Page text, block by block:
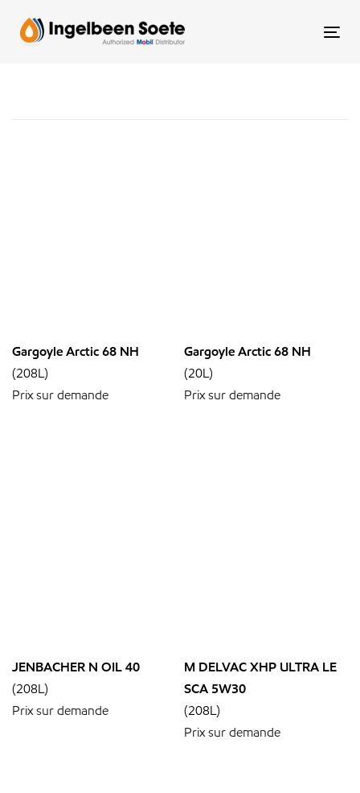
links
Gargoyle Arctic 68 NH
(208L)
Prix sur demande
Gargoyle Arctic 68 NH
(20L)
Prix sur demande
JENBACHER N OIL 40
(208L)
Prix sur demande
M DELVAC XHP ULTRA LE
SCA 5W30
(208L)
Prix sur demande